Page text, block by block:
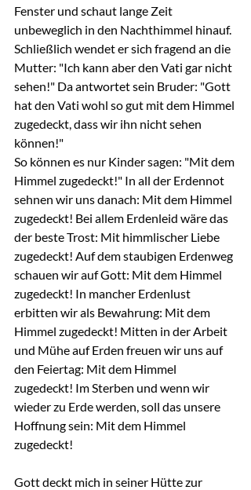
Fenster und schaut lange Zeit
unbeweglich in den Nachthimmel hinauf.
Schließlich wendet er sich fragend an die
Mutter: "Ich kann aber den Vati gar nicht
sehen!" Da antwortet sein Bruder: "Gott
hat den Vati wohl so gut mit dem Himmel
zugedeckt, dass wir ihn nicht sehen
können!"
So können es nur Kinder sagen: "Mit dem
Himmel zugedeckt!" In all der Erdennot
sehnen wir uns danach: Mit dem Himmel
zugedeckt! Bei allem Erdenleid wäre das
der beste Trost: Mit himmlischer Liebe
zugedeckt! Auf dem staubigen Erdenweg
schauen wir auf Gott: Mit dem Himmel
zugedeckt! In mancher Erdenlust
erbitten wir als Bewahrung: Mit dem
Himmel zugedeckt! Mitten in der Arbeit
und Mühe auf Erden freuen wir uns auf
den Feiertag: Mit dem Himmel
zugedeckt! Im Sterben und wenn wir
wieder zu Erde werden, soll das unsere
Hoffnung sein: Mit dem Himmel
zugedeckt!
Gott deckt mich in seiner Hütte zur